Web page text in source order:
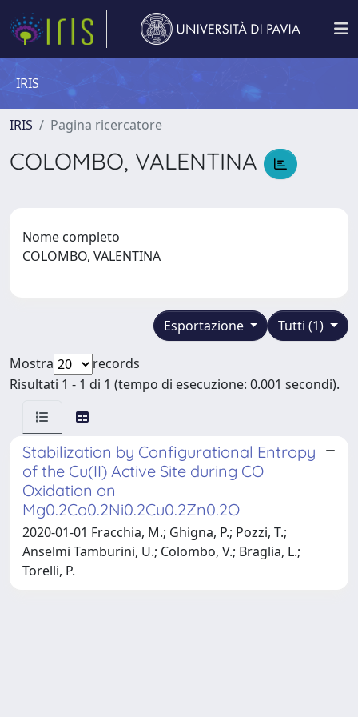
IRIS
IRIS Pagina ricercatore
COLOMBO, VALENTINA
Nome completo
COLOMBO, VALENTINA
Tutti (1)
Esportazione
Mostra
records
Risultati 1 - 1 di 1 (tempo di esecuzione: 0.001 secondi).
Stabilization by Configurational Entropy
of the Cu(II) Active Site during CO
Oxidation on
Mg0.2Co0.2Ni0.2Cu0.2Zn0.2O
2020-01-01 Fracchia, M.; Ghigna, P.; Pozzi, T.;
Anselmi Tamburini, U.; Colombo, V.; Braglia, L.;
Torelli, P.